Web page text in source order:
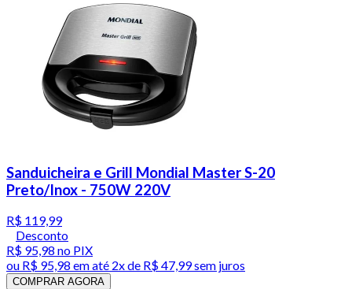
Sanduicheira e Grill Mondial Master S-20
Preto/Inox - 750W 220V
R$ 119,99
Desconto
R$ 95,98 no PIX
ou R$ 95,98 em até 2x de R$ 47,99 sem juros
COMPRAR AGORA